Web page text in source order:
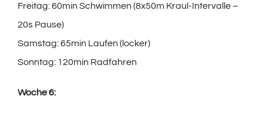
Freitag: 60min Schwimmen (8x50m Kraul-Intervalle –
20s Pause)
Samstag: 65min Laufen (locker)
Sonntag: 120min Radfahren
Woche 6: